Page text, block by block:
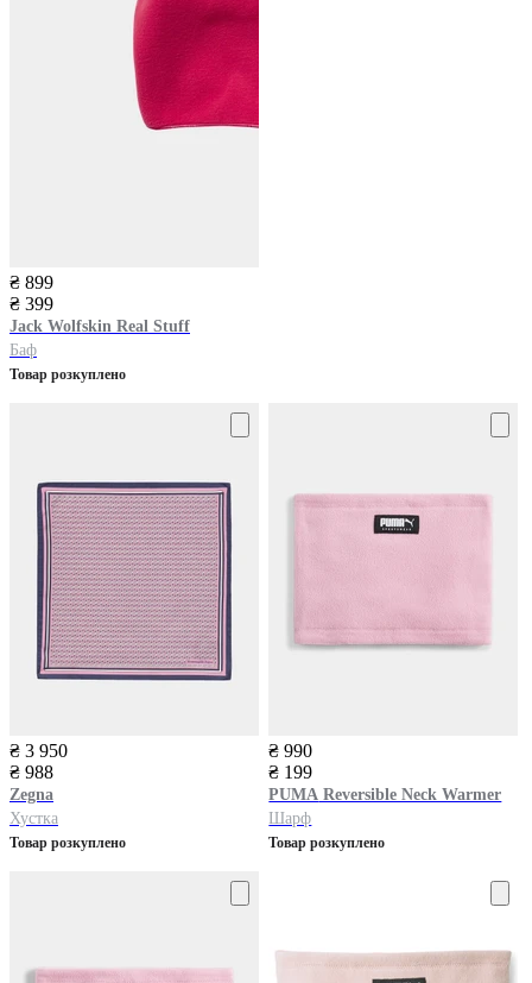
₴ 899
₴ 399
Jack Wolfskin Real Stuff
Баф
Товар розкуплено
₴ 3 950
₴ 988
Zegna
Хустка
Товар розкуплено
₴ 990
₴ 199
PUMA Reversible Neck Warmer
Шарф
Товар розкуплено